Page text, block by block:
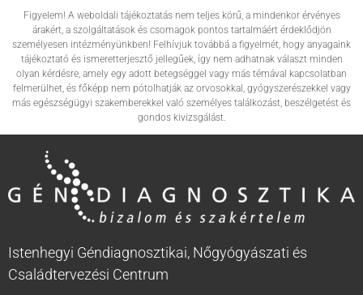
Figyelem! A weboldali tájékoztatás nem teljes körű, a mindenkor érvényes
árakért, a szolgáltatások és csomagok pontos tartalmáért érdeklődjön
személyesen intézményünkben! Felhívjuk továbbá a figyelmét, hogy anyagaink
tájékoztató és ismeretterjesztő jellegűek, így nem adhatnak választ minden
olyan kérdésre, amely egy adott betegséggel vagy más témával kapcsolatban
felmerülhet, és főképp nem pótolhatják az orvosokkal, gyógyszerészekkel vagy
más egészségügyi szakemberekkel való személyes találkozást, beszélgetést és
gondos kivizsgálást.
Istenhegyi Géndiagnosztikai, Nőgyógyászati és
Családtervezési Centrum